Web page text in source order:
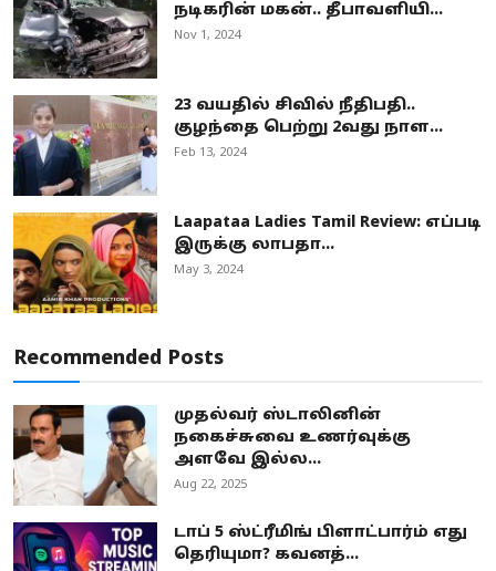
நடிகரின் மகன்.. தீபாவளியி...
Nov 1, 2024
23 வயதில் சிவில் நீதிபதி..
குழந்தை பெற்று 2வது நாள...
Feb 13, 2024
Laapataa Ladies Tamil Review: எப்படி
இருக்கு லாபதா...
May 3, 2024
Recommended Posts
முதல்வர் ஸ்டாலினின்
நகைச்சுவை உணர்வுக்கு
அளவே இல்ல...
Aug 22, 2025
டாப் 5 ஸ்ட்ரீமிங் பிளாட்பார்ம் எது
தெரியுமா? கவனத்...